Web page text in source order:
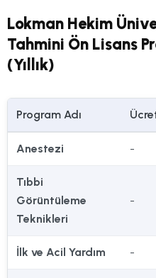
Lokman Hekim
Tahmini Ön Lisans
(Yıllık)
Program Adı
Anestezi -
Tıbbi
Görüntüleme
Teknikleri
-
İlk ve Acil Yardım -